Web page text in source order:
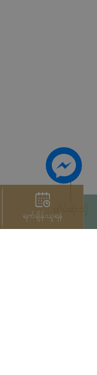
ရက်ချိန်းယူရန်ထိပ်ဆုံးသို့